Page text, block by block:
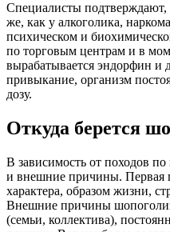
Специалисты
же, как у алкоголика,
психическом и
по торговым центрам и в
вырабатывается эндорфин и
привыкание, организм
дозу.
Откуда берется
В зависимость от походов
и внешние причины. Первая
характера, образом жизни,
Внешние причины
(семьи, коллектива),